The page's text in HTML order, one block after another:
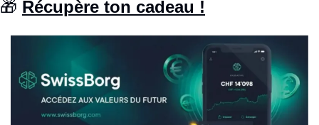
🎁 Récupère ton cadeau !